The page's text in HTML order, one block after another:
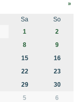
»
Sa
So
1
2
8
9
15
16
22
23
29
30
5 6